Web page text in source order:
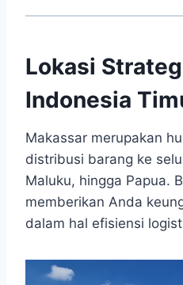
Lokasi
Indonesia
Makassar merupakan
distribusi barang ke
Maluku, hingga Papua.
memberikan Anda
dalam hal efisiensi